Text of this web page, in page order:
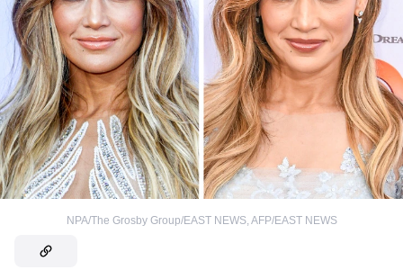
NPA/The Grosby Group/EAST NEWS, AFP/EAST NEWS